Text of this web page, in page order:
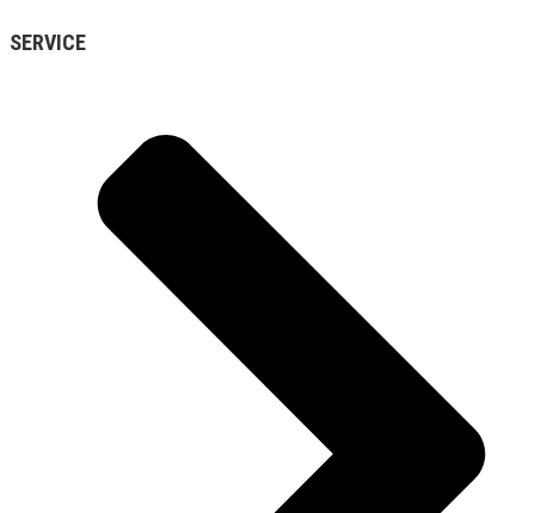
SERVICE